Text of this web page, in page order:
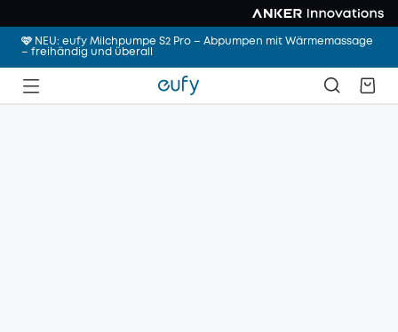
🩷 NEU: eufy Milchpumpe S2 Pro – Abpumpen mit Wärmemassage
– freihändig und überall